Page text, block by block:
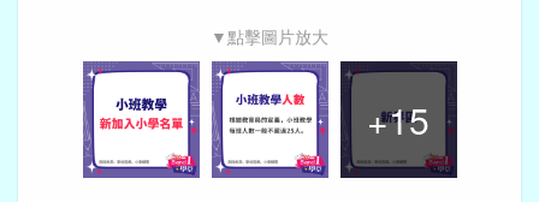
▼點擊圖片放大
+15